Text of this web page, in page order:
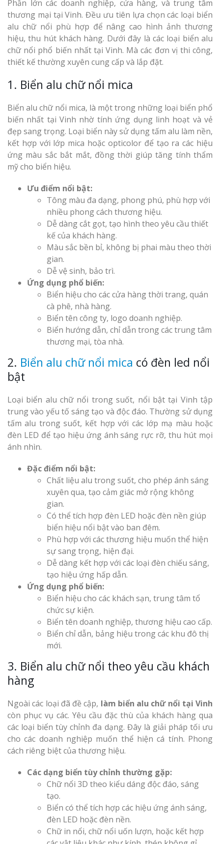
Phần lớn các doanh nghiệp, cửa hàng, và trung tâm
thương mại tại Vinh. Đều ưu tiên lựa chọn các loại biển
alu chữ nổi phù hợp để nâng cao hình ảnh thương
hiệu, thu hút khách hàng. Dưới đây là các loại biển alu
chữ nổi phổ biến nhất tại Vinh. Mà các đơn vị thi công,
thiết kế thường xuyên cung cấp và lắp đặt.
1. Biển alu chữ nổi mica
Biển alu chữ nổi mica, là một trong những loại biển phổ
biến nhất tại Vinh nhờ tính ứng dụng linh hoạt và vẻ
đẹp sang trọng. Loại biển này sử dụng tấm alu làm nền,
kết hợp với lớp mica hoặc opticolor để tạo ra các hiệu
ứng màu sắc bắt mắt, đồng thời giúp tăng tính thẩm
mỹ cho biển hiệu.
Ưu điểm nổi bật:
Tông màu đa dạng, phong phú, phù hợp với
nhiều phong cách thương hiệu.
Dễ dàng cắt gọt, tạo hình theo yêu cầu thiết
kế của khách hàng.
Màu sắc bền bỉ, không bị phai màu theo thời
gian.
Dễ vệ sinh, bảo trì.
Ứng dụng phổ biến:
Biển hiệu cho các cửa hàng thời trang, quán
cà phê, nhà hàng.
Biển tên công ty, logo doanh nghiệp.
Biển hướng dẫn, chỉ dẫn trong các trung tâm
thương mại, tòa nhà.
2. Biển alu chữ nổi mica có đèn led nổi
bật
Loại biển alu chữ nổi trong suốt, nổi bật tại Vinh tập
trung vào yếu tố sáng tạo và độc đáo. Thường sử dụng
tấm alu trong suốt, kết hợp với các lớp mạ màu hoặc
đèn LED để tạo hiệu ứng ánh sáng rực rỡ, thu hút mọi
ánh nhìn.
Đặc điểm nổi bật:
Chất liệu alu trong suốt, cho phép ánh sáng
xuyên qua, tạo cảm giác mở rộng không
gian.
Có thể tích hợp đèn LED hoặc đèn nền giúp
biển hiệu nổi bật vào ban đêm.
Phù hợp với các thương hiệu muốn thể hiện
sự sang trọng, hiện đại.
Dễ dàng kết hợp với các loại đèn chiếu sáng,
tạo hiệu ứng hấp dẫn.
Ứng dụng phổ biến:
Biển hiệu cho các khách sạn, trung tâm tổ
chức sự kiện.
Biển tên doanh nghiệp, thương hiệu cao cấp.
Biển chỉ dẫn, bảng hiệu trong các khu đô thị
mới.
3. Biển alu chữ nổi theo yêu cầu khách
hàng
Ngoài các loại đã đề cập, làm biển alu chữ nổi tại Vinh
còn phục vụ các. Yêu cầu đặc thù của khách hàng qua
các loại biển tùy chỉnh đa dạng. Đây là giải pháp tối ưu
cho các doanh nghiệp muốn thể hiện cá tính. Phong
cách riêng biệt của thương hiệu.
Các dạng biển tùy chỉnh thường gặp:
Chữ nổi 3D theo kiểu dáng độc đáo, sáng
tạo.
Biển có thể tích hợp các hiệu ứng ánh sáng,
đèn LED hoặc đèn nền.
Chữ in nổi, chữ nổi uốn lượn, hoặc kết hợp